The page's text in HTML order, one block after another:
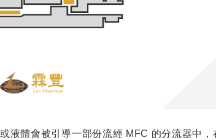
液體會被引導一部份流經 MFC 的分流器中，